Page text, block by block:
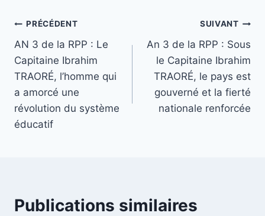
Navigation
de
l’article
PRÉCÉDENT
AN 3 de la RPP : Le
Capitaine Ibrahim
TRAORÉ, l’homme qui
a amorcé une
révolution du système
éducatif
SUIVANT
An 3 de la RPP : Sous
le Capitaine Ibrahim
TRAORÉ, le pays est
gouverné et la fierté
nationale renforcée
Publications similaires